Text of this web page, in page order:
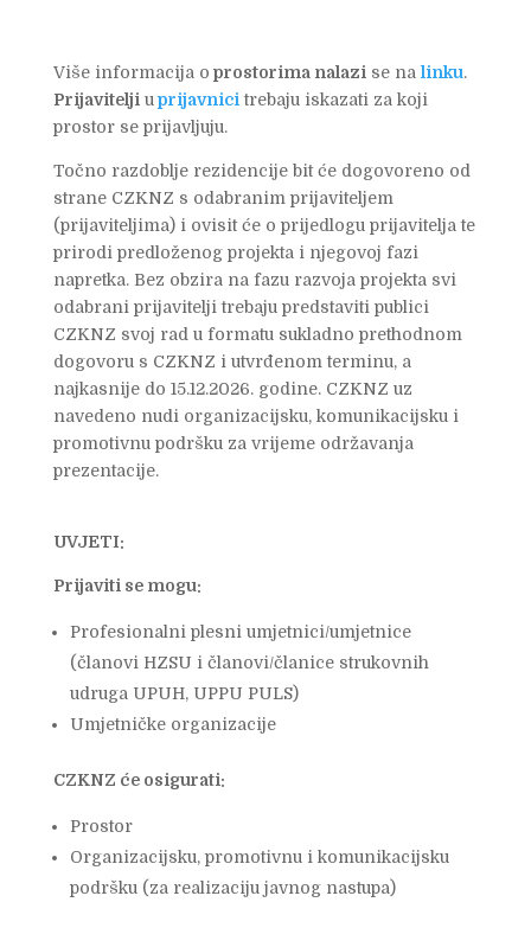
Više informacija o prostorima nalazi se na linku.
Prijavitelji u prijavnici trebaju iskazati za koji
prostor se prijavljuju.
Točno razdoblje rezidencije bit će dogovoreno od
strane CZKNZ s odabranim prijaviteljem
(prijaviteljima) i ovisit će o prijedlogu prijavitelja te
prirodi predloženog projekta i njegovoj fazi
napretka. Bez obzira na fazu razvoja projekta svi
odabrani prijavitelji trebaju predstaviti publici
CZKNZ svoj rad u formatu sukladno prethodnom
dogovoru s CZKNZ i utvrđenom terminu, a
najkasnije do 15.12.2026. godine. CZKNZ uz
navedeno nudi organizacijsku, komunikacijsku i
promotivnu podršku za vrijeme održavanja
prezentacije.
UVJETI:
Prijaviti se mogu:
Profesionalni plesni umjetnici/umjetnice
(članovi HZSU i članovi/članice strukovnih
udruga UPUH, UPPU PULS)
Umjetničke organizacije
CZKNZ će osigurati:
Prostor
Organizacijsku, promotivnu i komunikacijsku
podršku (za realizaciju javnog nastupa)